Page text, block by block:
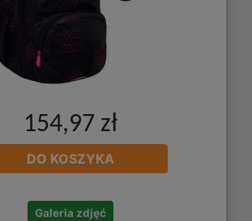
154,97 zł
DO KOSZYKA
Galeria zdjęć